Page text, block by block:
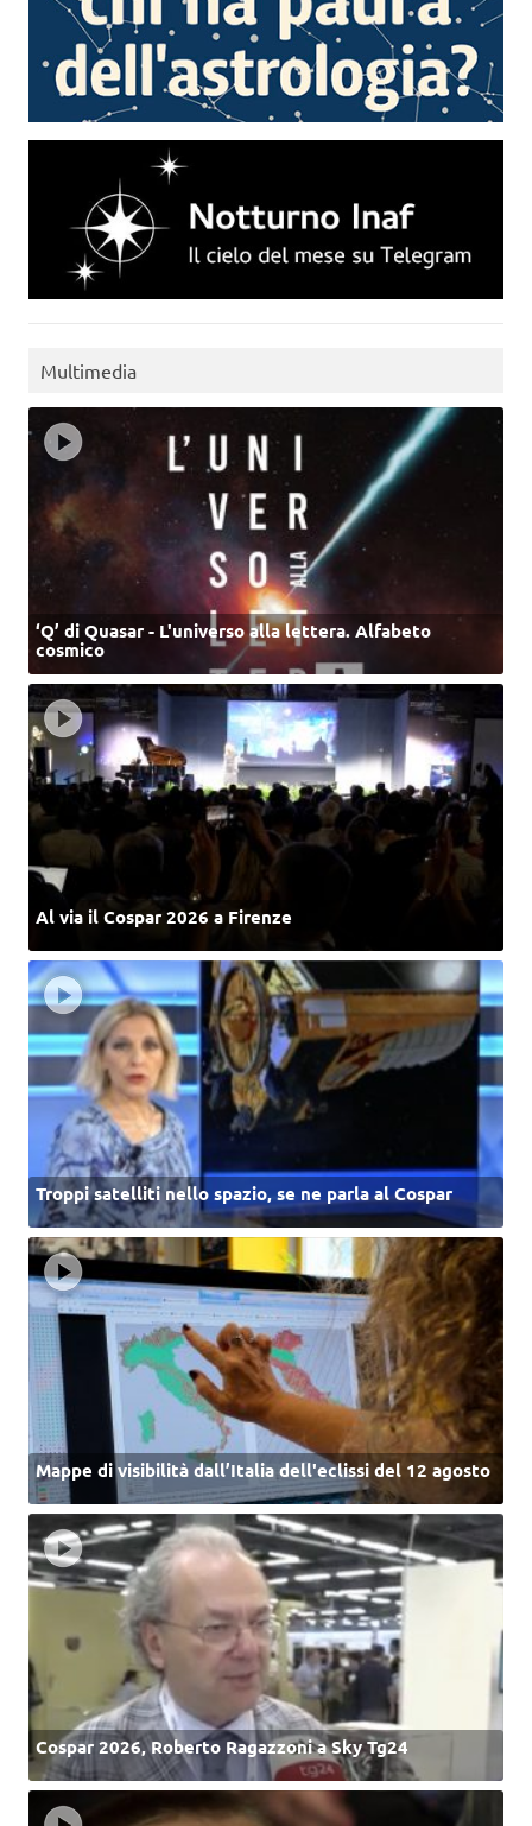
Multimedia
‘Q’ di Quasar - L'universo alla lettera. Alfabeto
cosmico
Al via il Cospar 2026 a Firenze
Troppi satelliti nello spazio, se ne parla al Cospar
Mappe di visibilità dall’Italia dell'eclissi del 12 agosto
Cospar 2026, Roberto Ragazzoni a Sky Tg24